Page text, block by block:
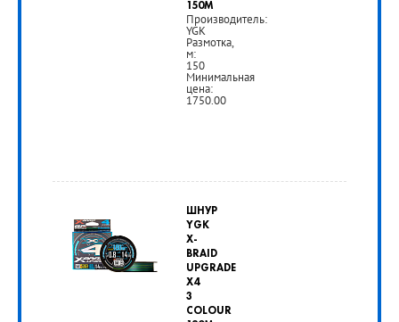
150M
Производитель:
YGK
Размотка,
м:
150
Минимальная
цена:
1750.00
1
750
руб.
ШНУР
YGK
X-
BRAID
UPGRADE
X4
3
COLOUR